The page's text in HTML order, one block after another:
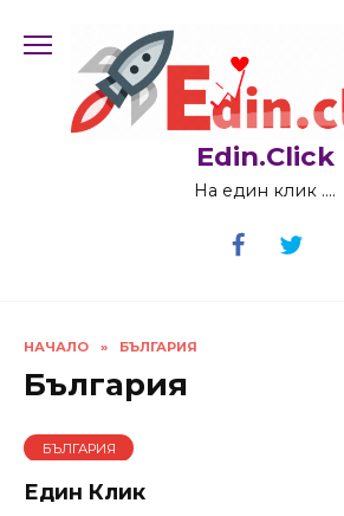
Edin.Click
На един клик ….
НАЧАЛО » БЪЛГАРИЯ
България
БЪЛГАРИЯ
Един Клик